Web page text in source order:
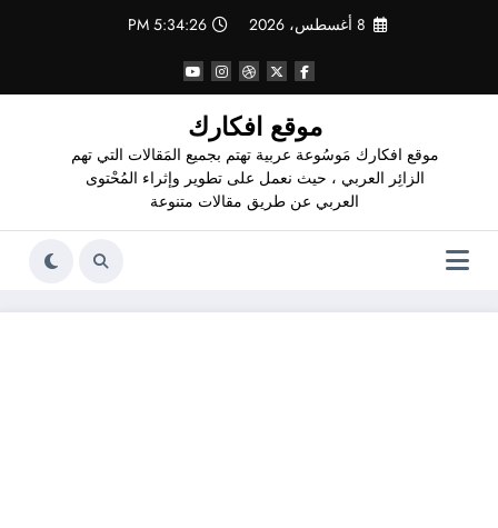
8 أغسطس، 2026 5:34:26 PM
موقع افكارك
موقع افكارك مَوسُوعة عربية تهتم بجميع المَقالات التي تهم
الزائِر العربي ، حيث نعمل على تطوير وإثراء المُحْتوى
العربي عن طريق مقالات متنوعة